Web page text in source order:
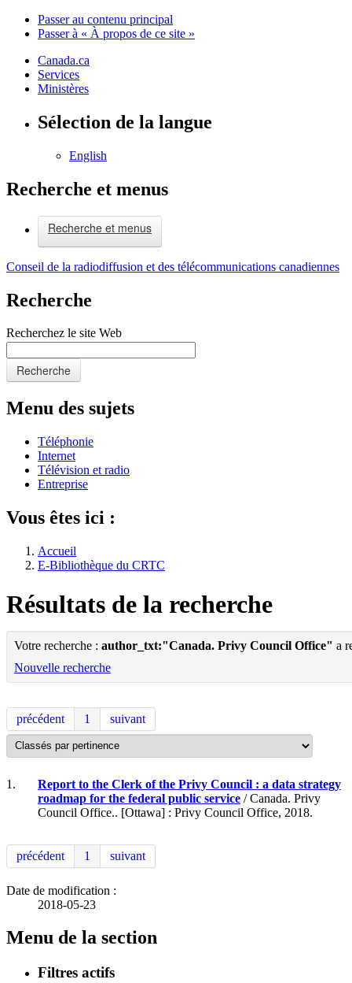
Passer au contenu principal
Passer à « À propos de ce site »
Canada.ca
Services
Ministères
Sélection de la langue
English
Recherche et menus
Recherche et menus
Conseil de la radiodiffusion et des télécommunications canadiennes
Recherche
Recherchez le site Web
Recherche
Menu des sujets
Téléphonie
Internet
Télévision et radio
Entreprise
Vous êtes ici :
Accueil
E-Bibliothèque du CRTC
Résultats de la recherche
Votre recherche : author_txt:"Canada. Privy Council Office" a
Nouvelle recherche
précédent 1 suivant
1.
Report to the Clerk of the Privy Council : a data strategy
roadmap for the federal public service / Canada. Privy
Council Office.. [Ottawa] : Privy Council Office, 2018.
précédent 1 suivant
Date de modification :
2018-05-23
Menu de la section
Filtres actifs